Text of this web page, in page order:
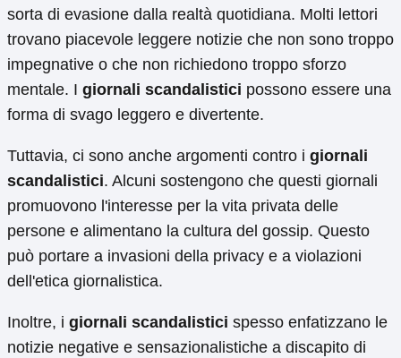
sorta di evasione dalla realtà quotidiana. Molti lettori
trovano piacevole leggere notizie che non sono troppo
impegnative o che non richiedono troppo sforzo
mentale. I giornali scandalistici possono essere una
forma di svago leggero e divertente.
Tuttavia, ci sono anche argomenti contro i giornali
scandalistici. Alcuni sostengono che questi giornali
promuovono l'interesse per la vita privata delle
persone e alimentano la cultura del gossip. Questo
può portare a invasioni della privacy e a violazioni
dell'etica giornalistica.
Inoltre, i giornali scandalistici spesso enfatizzano le
notizie negative e sensazionalistiche a discapito di